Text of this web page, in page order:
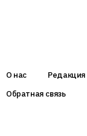
О нас Редакция
Обратная связь